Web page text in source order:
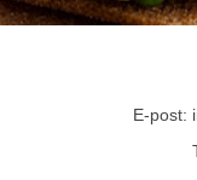
E-post: